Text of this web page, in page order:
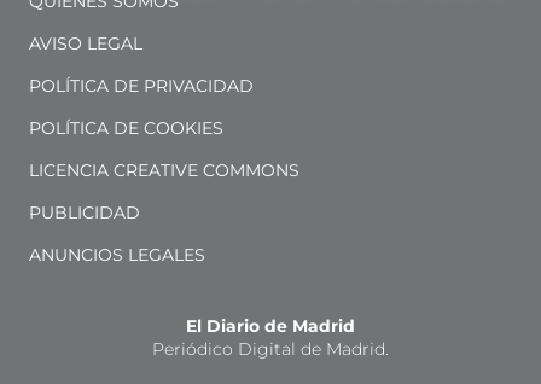
AVISO LEGAL
POLÍTICA DE PRIVACIDAD
POLÍTICA DE COOKIES
LICENCIA CREATIVE COMMONS
PUBLICIDAD
ANUNCIOS LEGALES
El Diario de Madrid
Periódico Digital de Madrid.